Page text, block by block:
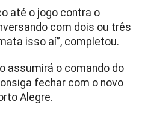
até o jogo contra o
com dois ou três
isso aí”, completou.
assumirá o comando do
fechar com o novo
Alegre.